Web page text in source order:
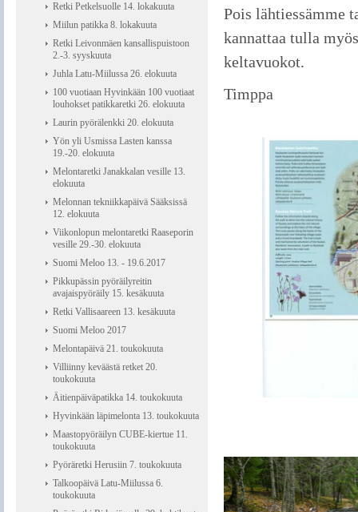
Pois lähtiessämme
kannattaa tulla
keltavuokot.
Timppa
Retki Petkelsuolle 14. lokakuuta
Miilun patikka 8. lokakuuta
Retki Leivonmäen kansallispuistoon
2.-3. syyskuuta
Juhla Latu-Miilussa 26. elokuuta
100 vuotiaan Hyvinkään 100 vuotiaat
louhokset patikkaretki 26. elokuuta
Laurin pyörälenkki 20. elokuuta
Yön yli Usmissa Lasten kanssa
19.-20. elokuuta
Melontaretki Janakkalan vesille 13.
elokuuta
Melonnan tekniikkapäivä Sääksissä
12. elokuuta
Viikonlopun melontaretki Raaseporin
vesille 29.-30. elokuuta
Suomi Meloo 13. - 19.6.2017
Pikkupässin pyöräilyreitin
avajaispyöräily 15. kesäkuuta
Retki Vallisaareen 13. kesäkuuta
Suomi Meloo 2017
Melontapäivä 21. toukokuuta
Villiinny keväästä retket 20.
toukokuuta
Äitienpäiväpatikka 14. toukokuuta
Hyvinkään läpimelonta 13. toukokuuta
Maastopyöräilyn CUBE-kiertue 11.
toukokuuta
Pyöräretki Herusiin 7. toukokuuta
Talkoopäivä Latu-Miilussa 6.
toukokuuta